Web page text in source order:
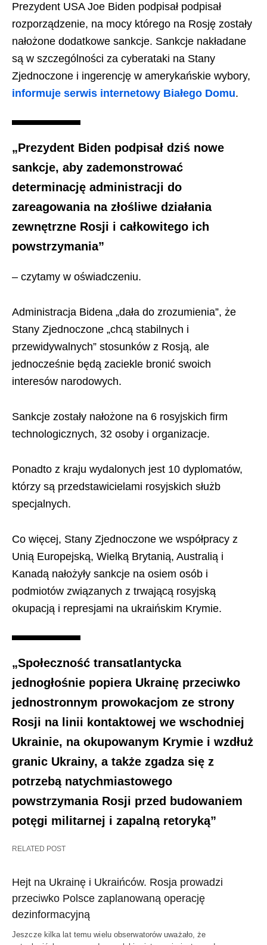
Prezydent USA Joe Biden podpisał podpisał
rozporządzenie, na mocy którego na Rosję zostały
nałożone dodatkowe sankcje. Sankcje nakładane
są w szczególności za cyberataki na Stany
Zjednoczone i ingerencję w amerykańskie wybory,
informuje serwis internetowy Białego Domu.
„Prezydent Biden podpisał dziś nowe
sankcje, aby zademonstrować
determinację administracji do
zareagowania na złośliwe działania
zewnętrzne Rosji i całkowitego ich
powstrzymania”
– czytamy w oświadczeniu.
Administracja Bidena „dała do zrozumienia”, że
Stany Zjednoczone „chcą stabilnych i
przewidywalnych” stosunków z Rosją, ale
jednocześnie będą zaciekle bronić swoich
interesów narodowych.
Sankcje zostały nałożone na 6 rosyjskich firm
technologicznych, 32 osoby i organizacje.
Ponadto z kraju wydalonych jest 10 dyplomatów,
którzy są przedstawicielami rosyjskich służb
specjalnych.
Co więcej, Stany Zjednoczone we współpracy z
Unią Europejską, Wielką Brytanią, Australią i
Kanadą nałożyły sankcje na osiem osób i
podmiotów związanych z trwającą rosyjską
okupacją i represjami na ukraińskim Krymie.
„Społeczność transatlantycka
jednogłośnie popiera Ukrainę przeciwko
jednostronnym prowokacjom ze strony
Rosji na linii kontaktowej we wschodniej
Ukrainie, na okupowanym Krymie i wzdłuż
granic Ukrainy, a także zgadza się z
potrzebą natychmiastowego
powstrzymania Rosji przed budowaniem
potęgi militarnej i zapalną retoryką”
RELATED POST
Hejt na Ukrainę i Ukraińców. Rosja prowadzi
przeciwko Polsce zaplanowaną operację
dezinformacyjną
Jeszcze kilka lat temu wielu obserwatorów uważało, że